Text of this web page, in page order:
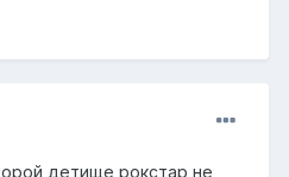
детище рокстар не